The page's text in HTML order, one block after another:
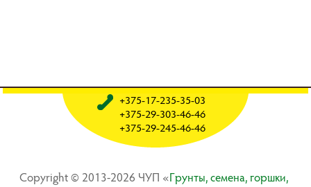
Copyright © 2013-2026 ЧУП «Гpyнты, ceмeнa, гopшки,
+375-17-235-35-03
+375-29-303-46-46
+375-29-245-46-46